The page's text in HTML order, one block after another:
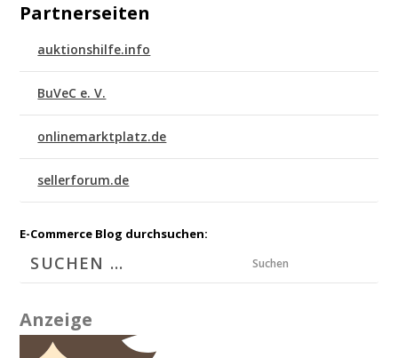
Partnerseiten
auktionshilfe.info
BuVeC e. V.
onlinemarktplatz.de
sellerforum.de
E-Commerce Blog durchsuchen:
Suchen
Anzeige